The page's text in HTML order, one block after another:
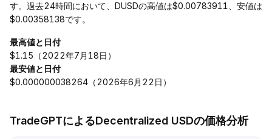
す。過去24時間において、DUSDの高値は$0.00783911、安値は
$0.00358138です。
最高値と日付
$1.15（2022年7月18日）
最安値と日付
$0.000000038264（2026年6月22日）
TradeGPTによるDecentralized USDの価格分析